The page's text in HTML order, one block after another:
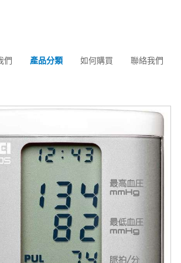
們 產品分類 如何購買 聯絡我們